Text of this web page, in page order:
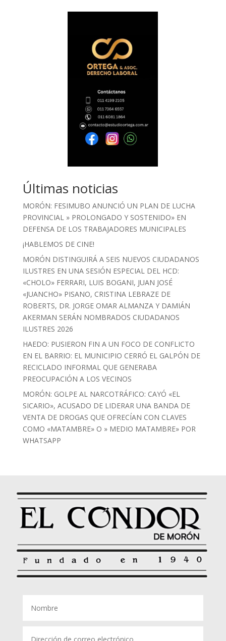
Últimas noticias
MORÓN: FESIMUBO ANUNCIÓ UN PLAN DE LUCHA
PROVINCIAL » PROLONGADO Y SOSTENIDO» EN
DEFENSA DE LOS TRABAJADORES MUNICIPALES
¡HABLEMOS DE CINE!
MORÓN DISTINGUIRÁ A SEIS NUEVOS CIUDADANOS
ILUSTRES EN UNA SESIÓN ESPECIAL DEL HCD:
«CHOLO» FERRARI, LUIS BOGANI, JUAN JOSÉ
«JUANCHO» PISANO, CRISTINA LEBRAZE DE
ROBERTS, DR. JORGE OMAR ALMANZA Y DAMIÁN
AKERMAN SERÁN NOMBRADOS CIUDADANOS
ILUSTRES 2026
HAEDO: PUSIERON FIN A UN FOCO DE CONFLICTO
EN EL BARRIO: EL MUNICIPIO CERRÓ EL GALPÓN DE
RECICLADO INFORMAL QUE GENERABA
PREOCUPACIÓN A LOS VECINOS
MORÓN: GOLPE AL NARCOTRÁFICO: CAYÓ «EL
SICARIO», ACUSADO DE LIDERAR UNA BANDA DE
VENTA DE DROGAS QUE OFRECÍAN CON CLAVES
COMO «MATAMBRE» O » MEDIO MATAMBRE» POR
WHATSAPP